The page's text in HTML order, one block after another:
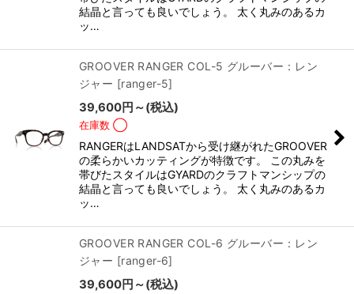
結晶と言っても良いでしょう。 太く丸みのあるカ
ッ…
GROOVER RANGER COL-5 グルーバー：レン
ジャー [ranger-5]
39,600円 ～(税込)
在庫数 ◯
RANGERはLANDSATから受け継がれたGROOVER
の柔らかいカッティングが特徴です。 この丸みを
帯びたスタイルはGYARDのクラフトマンシップの
結晶と言っても良いでしょう。 太く丸みのあるカ
ッ…
GROOVER RANGER COL-6 グルーバー：レン
ジャー [ranger-6]
39,600円 ～(税込)